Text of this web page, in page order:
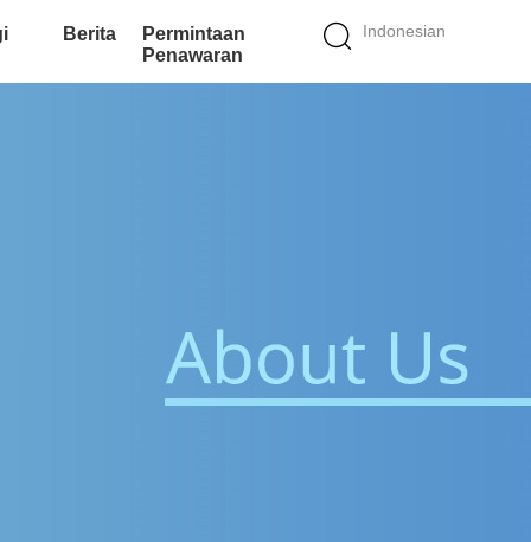
Indonesian
Berita
Permintaan
Penawaran